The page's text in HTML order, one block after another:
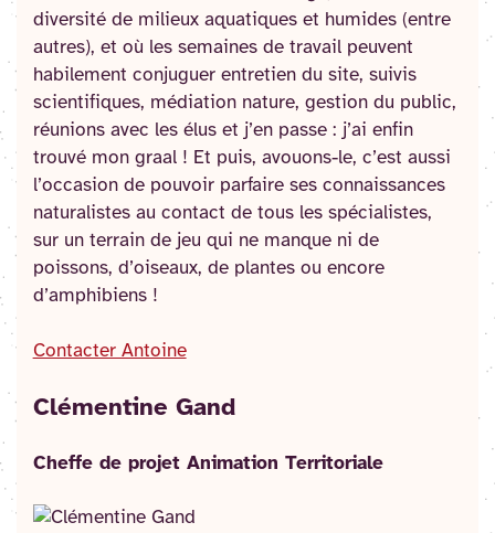
diversité de milieux aquatiques et humides (entre
autres), et où les semaines de travail peuvent
habilement conjuguer entretien du site, suivis
scientifiques, médiation nature, gestion du public,
réunions avec les élus et j’en passe : j’ai enfin
trouvé mon graal ! Et puis, avouons-le, c’est aussi
l’occasion de pouvoir parfaire ses connaissances
naturalistes au contact de tous les spécialistes,
sur un terrain de jeu qui ne manque ni de
poissons, d’oiseaux, de plantes ou encore
d’amphibiens !
Contacter Antoine
Clémentine Gand
Cheffe de projet Animation Territoriale